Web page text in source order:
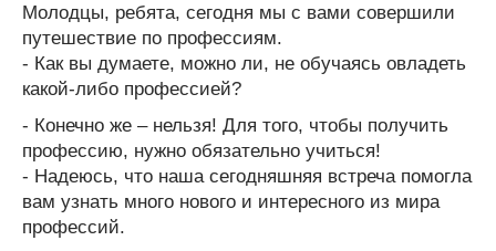
Молодцы, ребята, сегодня мы с вами совершили
путешествие по профессиям.
- Как вы думаете, можно ли, не обучаясь овладеть
какой-либо профессией?
- Конечно же – нельзя! Для того, чтобы получить
профессию, нужно обязательно учиться!
- Надеюсь, что наша сегодняшняя встреча помогла
вам узнать много нового и интересного из мира
профессий.